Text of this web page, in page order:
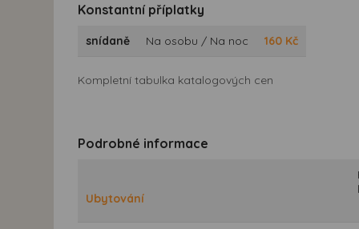
Konstantní příplatky
snídaně Na osobu / Na noc 160 Kč
Kompletní tabulka katalogových cen
Podrobné informace
Ubytování